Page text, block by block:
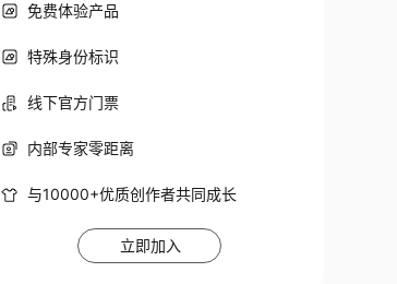
免费体验产品
特殊身份标识
线下官方门票
内部专家零距离
与10000+优质创作者共同成长
立即加入